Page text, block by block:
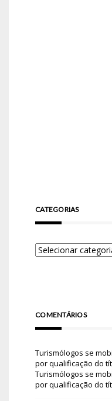
CATEGORIAS
COMENTÁRIOS
Turismólogos se
por qualificação do
Turismólogos se
por qualificação do